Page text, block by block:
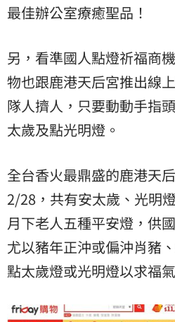
最佳辦公室療癒聖品！
另，看準國人點燈祈福商
物也跟鹿港天后宮推出線
隊人擠人，只要動動手指
太歲及點光明燈。
全台香火最鼎盛的鹿港天
2/28，共有安太歲、光明
月下老人五種平安燈，供
尤以豬年正沖或偏沖肖豬
點太歲燈或光明燈以求福